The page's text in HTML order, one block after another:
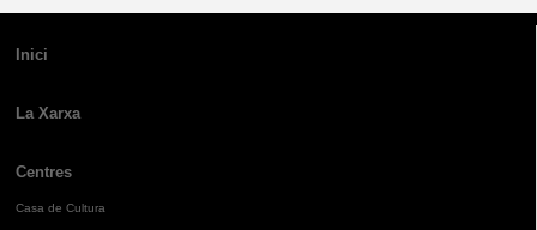
Inici
La Xarxa
Centres
Casa de Cultura